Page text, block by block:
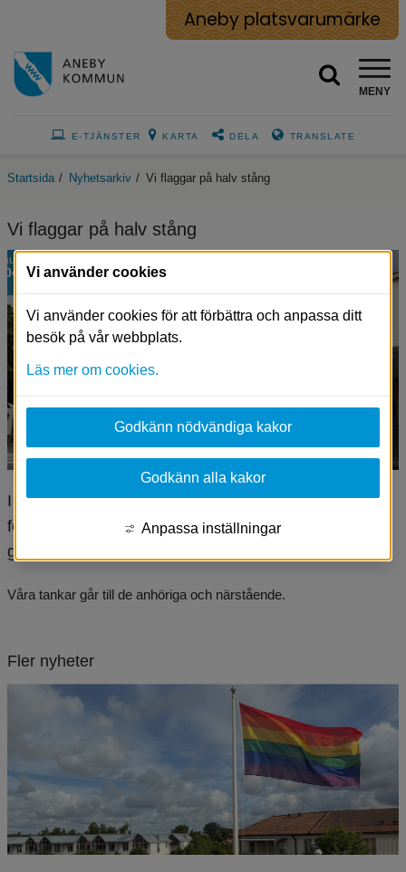
Aneby platsvarumärke
MENY
E-TJÄNSTER KARTA DELA TRANSLATE
Startsida / Nyhetsarkiv / Vi flaggar på halv stång
Vi flaggar på halv stång
aug
04
I dag flaggar vi på halv stång utanför kommunhuset
för en förtroendevald och tidigare medarbetare som
gått bort.
Våra tankar går till de anhöriga och närstående.
Fler nyheter
Vi använder cookies
Vi använder cookies för att förbättra och anpassa ditt
besök på vår webbplats.
Läs mer om cookies.
Godkänn nödvändiga kakor
Godkänn alla kakor
Anpassa inställningar